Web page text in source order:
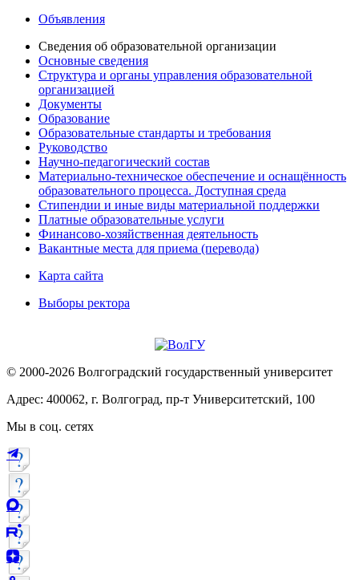
Объявления
Сведения об образовательной организации
Основные сведения
Структура и органы управления образовательной
организацией
Документы
Образование
Образовательные стандарты и требования
Руководство
Научно-педагогический состав
Материально-техническое обеспечение и оснащённость
образовательного процесса. Доступная среда
Стипендии и иные виды материальной поддержки
Платные образовательные услуги
Финансово-хозяйственная деятельность
Вакантные места для приема (перевода)
Карта сайта
Выборы ректора
© 2000-2026 Волгоградский государственный университет
Адрес: 400062, г. Волгоград, пр-т Университетский, 100
Мы в соц. сетях